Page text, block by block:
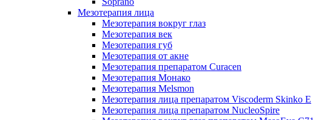
Мезотерапия лица
Мезотерапия вокруг глаз
Мезотерапия век
Мезотерапия губ
Мезотерапия от акне
Мезотерапия препаратом Curacen
Мезотерапия Монако
Мезотерапия Melsmon
Мезотерапия лица препаратом Viscoderm Skinko E
Мезотерапия лица препаратом NucleoSpire